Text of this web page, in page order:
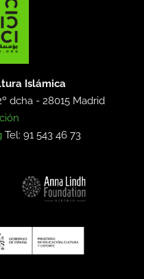
Islámica
dcha -28015 Madrid
Tel: 91 543 46 73